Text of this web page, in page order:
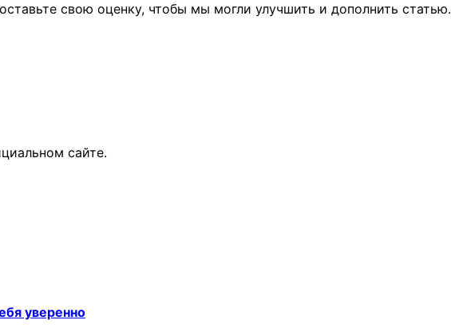
свою оценку, чтобы мы могли улучшить и дополнить статью.
сайте.
уверенно